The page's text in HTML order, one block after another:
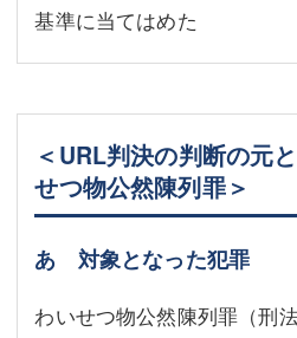
基準に当てはめた
＜URL判決の判断の元
せつ物公然陳列罪＞
あ 対象となった犯罪
わいせつ物公然陳列罪（刑法